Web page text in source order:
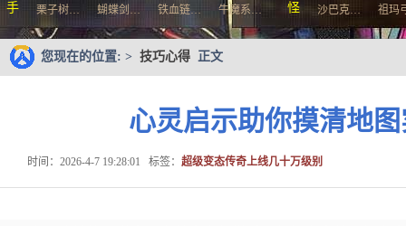
手
栗子树…
蝴蝶剑… 铁血链… 牛魔系…
怪
沙巴克…
祖玛
您现在的位置: > 技巧心得 正文
心灵启示助你摸清地
时间：2026-4-7 19:28:01 标签： 超级变态传奇上线几十万级别